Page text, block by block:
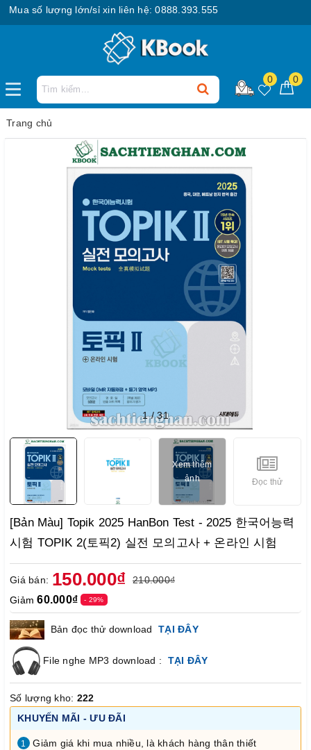
số lượng lớn/sỉ xin liên hệ: 0888.393.555
0 0
Trang chủ
1/31
Xem thêm
ảnh
Đọc thử
[Bản Màu] Topik 2025 HanBon Test - 2025 한국어능력
시험 TOPIK 2(토픽2) 실전 모의고사 + 온라인 시험
Giá bán: 150.000₫
210.000₫
Giảm60.000₫ - 29%
Bản đọc thử download TẠI ĐÂY
File nghe MP3 download : TẠI ĐÂY
Số lượng kho: 222
KHUYẾN MÃI - ƯU ĐÃI
1 Giảm giá khi mua nhiều, là khách hàng thân thiết